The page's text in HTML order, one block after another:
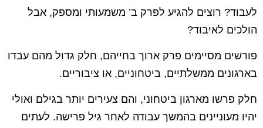
לעבוד? רוצים להגיע לפרק ב’ משמעותי ומספק, אבל
הולכים לאיבוד?
פורשים מסיימים פרק ארוך בחייהם, חלק גדול מהם עבדו
בארגונים ממשלתיים, ביטחוניים, או ציבוריים.
חלק פרשו מארגון ביטחוני, והם צעירים יותר בגילם ואולי
יהיו מעוניינים בהמשך עבודה לאחר גיל פרישה. לעתים